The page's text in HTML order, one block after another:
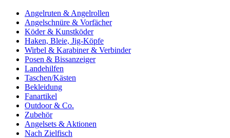
Angelruten & Angelrollen
Angelschnüre & Vorfächer
Köder & Kunstköder
Haken, Bleie, Jig-Köpfe
Wirbel & Karabiner & Verbinder
Posen & Bissanzeiger
Landehilfen
Taschen/Kästen
Bekleidung
Fanartikel
Outdoor & Co.
Zubehör
Angelsets & Aktionen
Nach Zielfisch